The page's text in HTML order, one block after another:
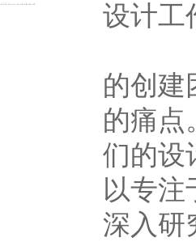
设计工
的创建
的痛点
们的设
以专
深入研